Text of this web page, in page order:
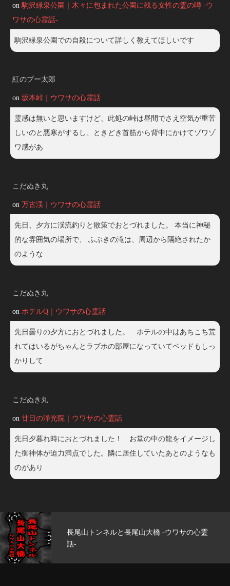
on駒沢緑泉公園｜木々に包まれた公園に残る女性の霊の噂 -ウ
ワサの心霊話-
駒沢緑泉公園での自殺について詳しく教えてほしいです
紅のプー太郎
on 坂本峠｜ウワサの心霊話
霊感は無いと思いますけど、此処の峠は昼間でさえ空気が重苦
しいのと悪寒がするし、ときどき首筋から背中にかけてゾワゾ
ワ感があ
こだぬき丸
on 万古渓｜ウワサの心霊話
先日、夕方に渓流釣りと散策でおとづれました。 本当に神秘
的な雰囲気の場所で、 ふぶきの滝は、周辺から隔絶されたか
のような
こだぬき丸
on ホテルQ｜ウワサの心霊話
先日曇りの夕方におとづれました。 ホテルの中はあちこち荒
れてはいるがちゃんとラブホの部屋になっていてベッドもしっ
かりして
こだぬき丸
on 廿日の浄光院｜ウワサの心霊話
先日夕暮れ時におとづれました！ お堂の中の龍をイメージし
た御神体が迫力満点でした。隣に居住していたあとのようなも
のがあり
霊
玄武洞公園 -ウワサの心霊話-